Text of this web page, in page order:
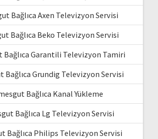
Bağlıca Axen Televizyon Servisi
Bağlıca Beko Televizyon Servisi
Bağlıca Garantili Televizyon Tamiri
Bağlıca Grundig Televizyon Servisi
Bağlıca Kanal Yükleme
Bağlıca Lg Televizyon Servisi
Bağlıca Philips Televizyon Servisi